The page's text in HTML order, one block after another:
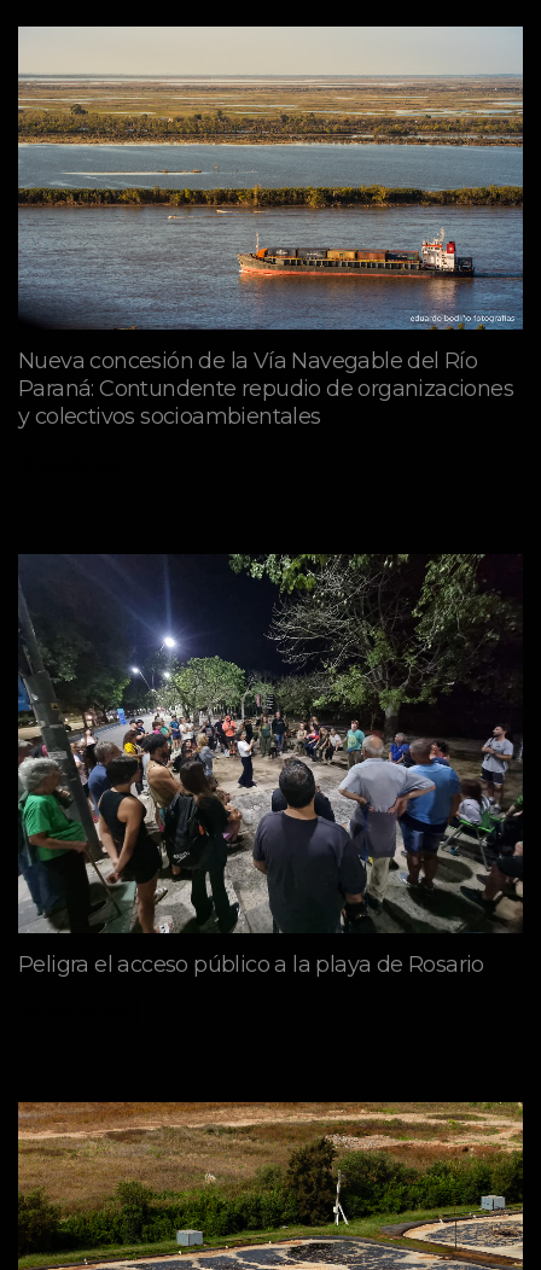
Nueva concesión de la Vía Navegable del Río
Paraná: Contundente repudio de organizaciones
y colectivos socioambientales
Peligra el acceso público a la playa de Rosario